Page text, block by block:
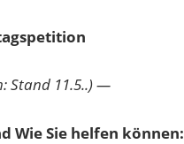
Stand 11.5..) —
Wie Sie helfen können: